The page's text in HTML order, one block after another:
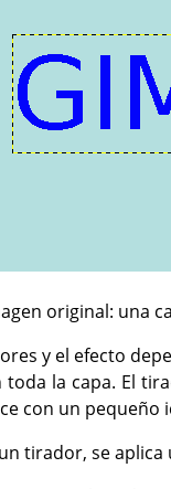
original: una
y el efecto
toda la capa. El
con un pequeño
tirador, se